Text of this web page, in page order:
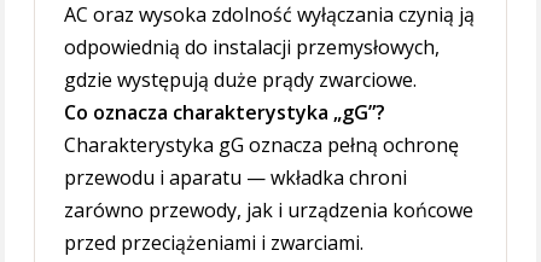
AC oraz wysoka zdolność wyłączania czynią ją
odpowiednią do instalacji przemysłowych,
gdzie występują duże prądy zwarciowe.
Co oznacza charakterystyka „gG”?
Charakterystyka gG oznacza pełną ochronę
przewodu i aparatu — wkładka chroni
zarówno przewody, jak i urządzenia końcowe
przed przeciążeniami i zwarciami.